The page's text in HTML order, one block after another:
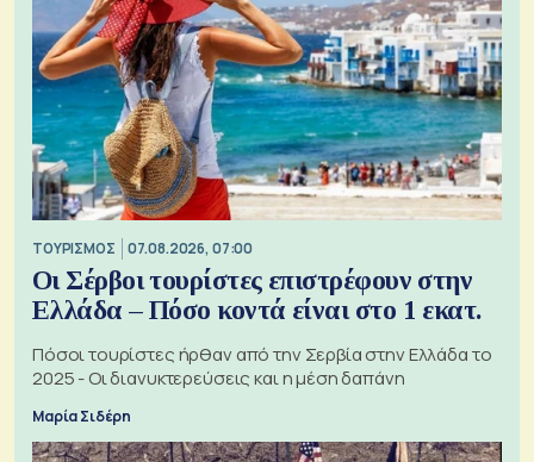
ΤΟΥΡΙΣΜΟΣ 07.08.2026, 07:00
Οι Σέρβοι τουρίστες επιστρέφουν στην
Ελλάδα – Πόσο κοντά είναι στο 1 εκατ.
Πόσοι τουρίστες ήρθαν από την Σερβία στην Ελλάδα το
2025 - Οι διανυκτερεύσεις και η μέση δαπάνη
Μαρία Σιδέρη